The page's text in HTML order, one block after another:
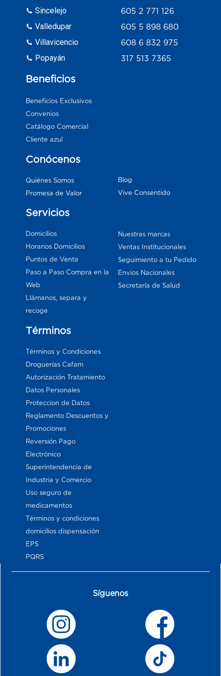
Sincelejo
Valledupar
Villavicencio
Popayán
605 2 771 126
605 5 898 680
608 6 832 975
317 513 7365
Beneficios
Beneficios Exclusivos
Convenios
Catálogo Comercial
Cliente azul
Conócenos
Quiénes Somos
Promesa de Valor
Blog
Vive Consentido
Servicios
Domicilios
Horarios Domicilios
Puntos de Venta
Paso a Paso Compra en la
Web
Llámanos, separa y
recoge
Nuestras marcas
Ventas Institucionales
Seguimiento a tu Pedido
Envios Nacionales
Secretaría de Salud
Términos
Términos y Condiciones
Droguerías Cafam
Autorización Tratamiento
Datos Personales
Proteccion de Datos
Reglamento Descuentos y
Promociones
Reversión Pago
Electrónico
Superintendencia de
Industria y Comercio
Uso seguro de
medicamentos
Términos y condiciones
domicilios dispensación
EPS
PQRS
Síguenos